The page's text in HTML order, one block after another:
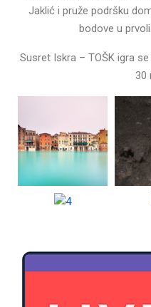
Jaklić i pruže podršku
bodove u
Susret Iskra – TOŠK igra
30